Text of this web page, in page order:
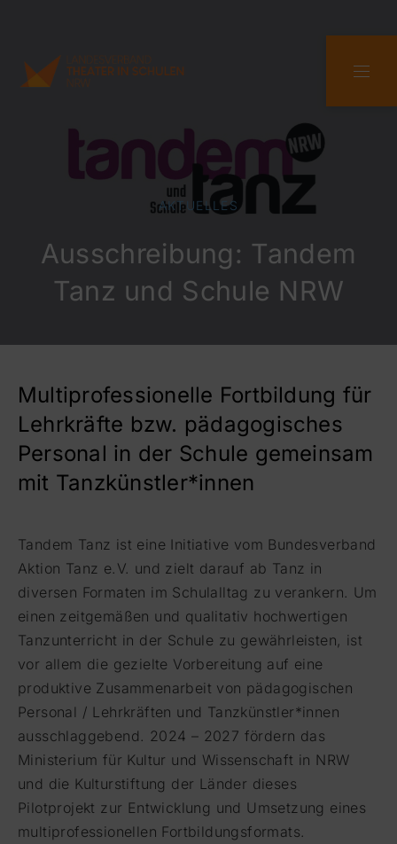
AKTUELLES
Ausschreibung: Tandem
Tanz und Schule NRW
Multiprofessionelle Fortbildung für
Lehrkräfte bzw. pädagogisches
Personal in der Schule gemeinsam
mit Tanzkünstler*innen
Tandem Tanz ist eine Initiative vom Bundesverband
Aktion Tanz e.V. und zielt darauf ab Tanz in
diversen Formaten im Schulalltag zu verankern. Um
einen zeitgemäßen und qualitativ hochwertigen
Tanzunterricht in der Schule zu gewährleisten, ist
vor allem die gezielte Vorbereitung auf eine
produktive Zusammenarbeit von pädagogischen
Personal / Lehrkräften und Tanzkünstler*innen
ausschlaggebend. 2024 – 2027 fördern das
Ministerium für Kultur und Wissenschaft in NRW
und die Kulturstiftung der Länder dieses
Pilotprojekt zur Entwicklung und Umsetzung eines
multiprofessionellen Fortbildungsformats.